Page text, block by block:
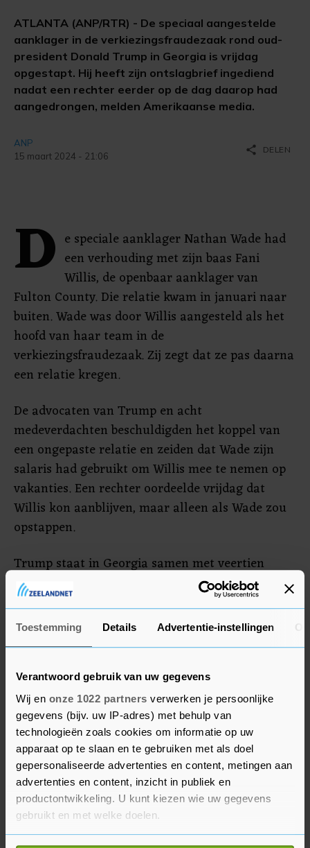
Toestemming Details Advertentie-instellingen
Verantwoord gebruik van uw gegevens
Wij en onze 1022 partners verwerken je persoonlijke
gegevens (bijv. uw IP-adres) met behulp van
technologieën zoals cookies om informatie op uw
apparaat op te slaan en te gebruiken met als doel
gepersonaliseerde advertenties en content, metingen aan
advertenties en content, inzicht in publiek en
productontwikkeling. U kunt kiezen wie uw gegevens
gebruikt en met welke doelen.
ATLANTA (ANP/RTR) - De speciaal aangestelde
aanklager in de verkiezingsfraudezaak rond oud-
president Donald Trump in Georgia is vrijdag
opgestapt. Hij heeft zijn ontslagbrief ingediend
nadat een rechter eerder op de dag daarop had
aangedrongen, melden Amerikaanse media.
ANP
15 maart 2024 - 21:06
share DELEN
D e speciale aanklager Nathan Wade had
een verhouding met zijn baas Fani
Willis, de openbaar aanklager van
Fulton County. Die relatie kwam in januari naar
buiten. Wade was door Willis aangesteld als het
hoofd van haar team in de
verkiezingsfraudezaak. Zij zegt dat ze pas daarna
een relatie kregen.
De advocaten van Trump en acht
medeverdachten beschuldigden het koppel van
een ongepaste relatie en zeiden dat Wade zijn
salaris had gebruikt om Willis mee te nemen op
vakanties. Een rechter oordeelde vrijdag dat
Willis kon aanblijven, maar alleen als Wade zou
opstappen.
Trump staat in Georgia samen met veertien
anderen terecht voor pogingen om zijn
verkiezingsnederlaag in 2020 terug te draaien.
Het is nog niet duidelijk wanneer de rechtszaak
in Georgia van start gaat.